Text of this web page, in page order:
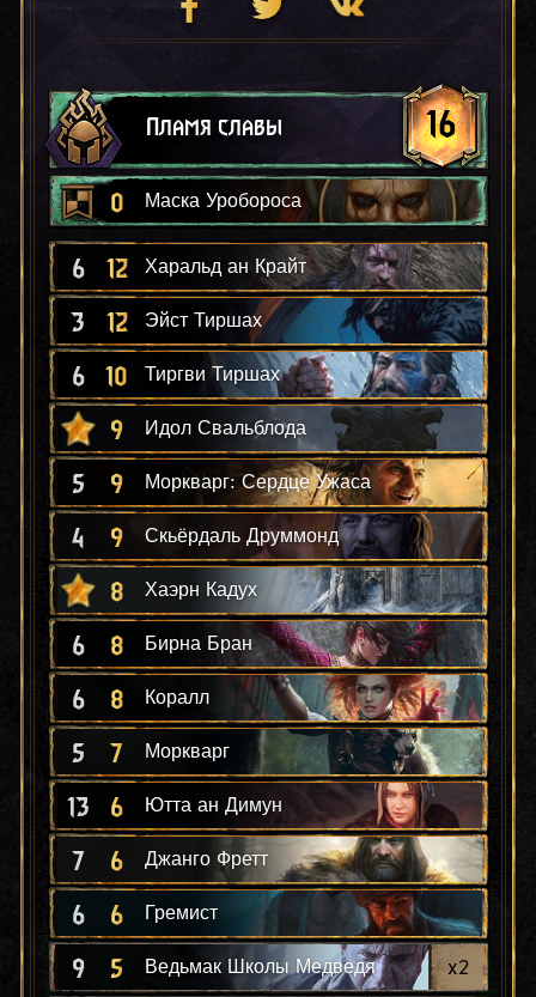
Пламя славы 16
0 Маска Уробороса
6 12 Харальд ан Крайт
3 12 Эйст Тиршах
6 10 Тиргви Тиршах
9 Идол Свальблода
5 9 Моркварг: Сердце Ужаса
4 9 Скьёрдаль Друммонд
8 Хаэрн Кадух
6 8 Бирна Бран
6 8 Коралл
5 7 Моркварг
13 6 Ютта ан Димун
7 6 Джанго Фретт
6 6 Гремист
9 5 Ведьмак Школы Медведя x2